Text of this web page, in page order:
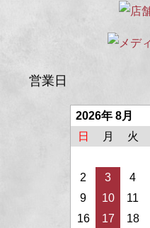
営業日
2026年 8月
日
月 火
2
3 4
9
10 11
16
17 18